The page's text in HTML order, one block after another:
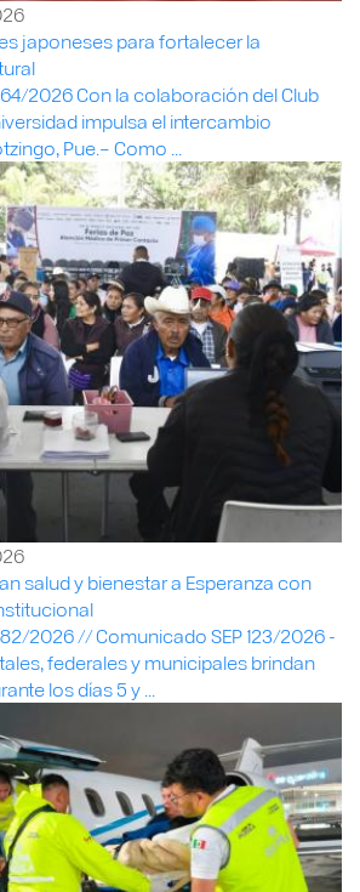
japoneses para fortalecer la
2026 Con la colaboración del Club
impulsa el intercambio
Pue.– Como ...
salud y bienestar a Esperanza con
2026 // Comunicado SEP 123/2026 -
federales y municipales brindan
los días 5 y ...